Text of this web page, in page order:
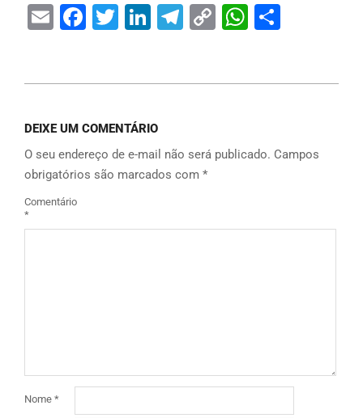
EmailFacebook
Twitter
LinkedIn
Telegram
Copy
DEIXE UM COMENTÁRIO
O seu endereço de e-mail não será publicado. Campos
obrigatórios são marcados com *
Comentário
*
Nome *